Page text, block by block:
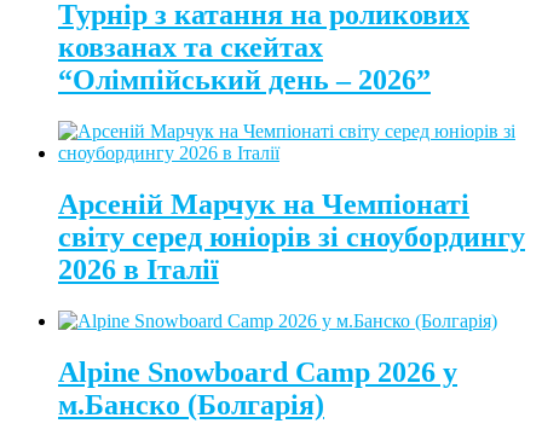
Турнір з катання на роликових
ковзанах та скейтах
“Олімпійський день – 2026”
Арсеній Марчук на Чемпіонаті
світу серед юніорів зі сноубордингу
2026 в Італії
Alpine Snowboard Camp 2026 у
м.Банско (Болгарія)